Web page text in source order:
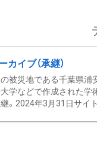
イブ（承継）
被災地である千葉県浦
学などで作成された学
。2024年3月31日サイト